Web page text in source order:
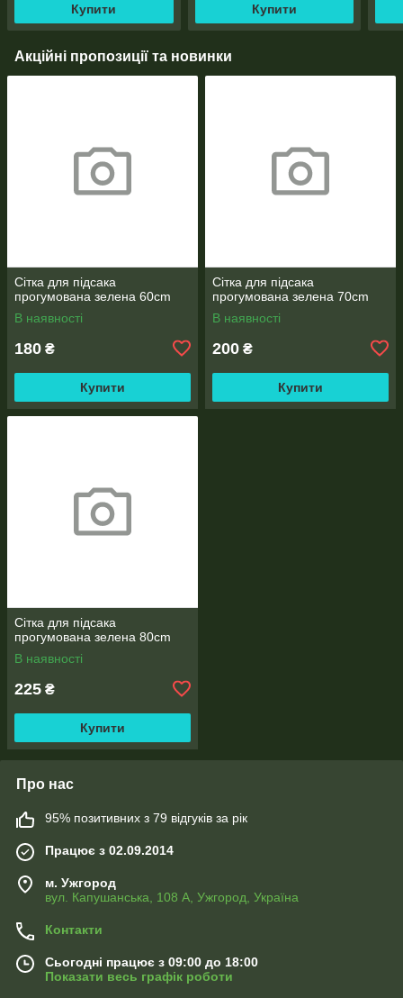
Купити Купити
Акційні пропозиції та новинки
Сітка для підсака
прогумована зелена 60cm
В наявності
180 ₴
Купити
Сітка для підсака
прогумована зелена 70cm
В наявності
200 ₴
Купити
Сітка для підсака
прогумована зелена 80cm
В наявності
225 ₴
Купити
Про нас
95% позитивних з 79 відгуків за рік
Працює з 02.09.2014
м. Ужгород
вул. Капушанська, 108 А, Ужгород, Україна
Контакти
Сьогодні працює з 09:00 до 18:00
Показати весь графік роботи